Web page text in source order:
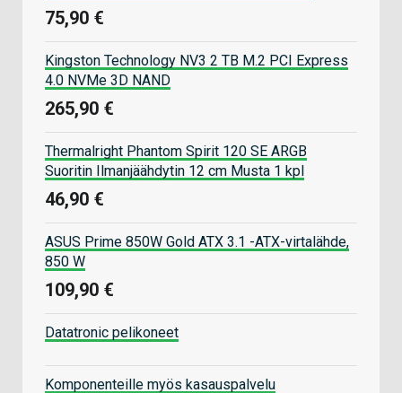
75,90 €
Kingston Technology NV3 2 TB M.2 PCI Express
4.0 NVMe 3D NAND
265,90 €
Thermalright Phantom Spirit 120 SE ARGB
Suoritin Ilmanjäähdytin 12 cm Musta 1 kpl
46,90 €
ASUS Prime 850W Gold ATX 3.1 -ATX-virtalähde,
850 W
109,90 €
Datatronic pelikoneet
Komponenteille myös kasauspalvelu